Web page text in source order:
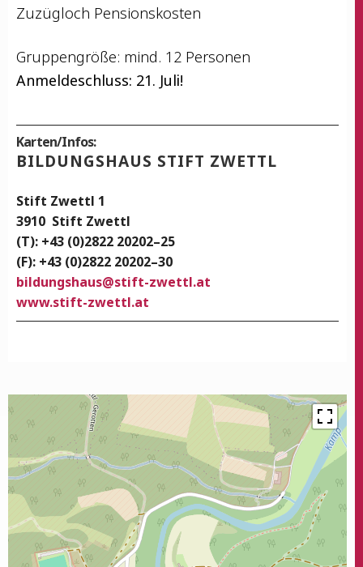
Zuzüg­loch Pensionskosten
Grup­pen­grö­ße: mind. 12 Personen
Anmel­de­schluss: 21. Juli!
Karten/Infos:
BIL­DUNGS­HAUS STIFT ZWETTL
Stift Zwettl 1
3910 Stift Zwettl
(T): +43 (0)2822 20202–25
(F): +43 (0)2822 20202–30
bildungshaus@stift-zwettl.at
www.stift-zwettl.at